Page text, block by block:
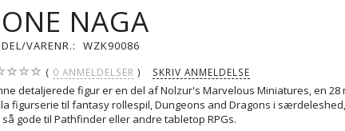
NAGA
VARENR.: WZK90086
0 ANMELDELSER SKRIV ANMELDELSE
detaljerede figur er en del af Nolzur's Marvelous Miniatures, en 28
figurserie til fantasy rollespil, Dungeons and Dragons i
så gode til Pathfinder eller andre tabletop RPGs.